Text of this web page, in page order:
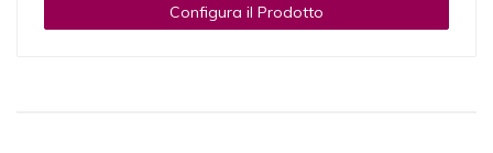
Configura il Prodotto